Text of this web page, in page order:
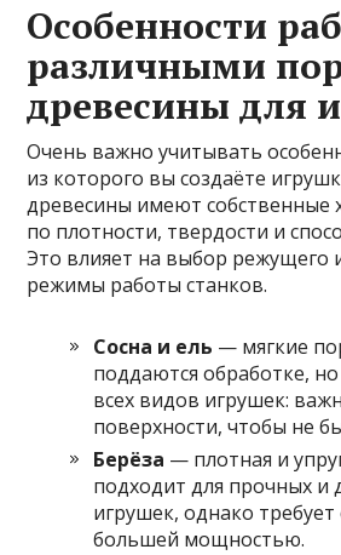
Особенности
различными
древесины для
Очень важно учитывать
из которого вы создаёте
древесины имеют собственные
по плотности, твердости и
Это влияет на выбор режущего
режимы работы станков.
Сосна и ель — мягкие
поддаются обработке,
всех видов игрушек:
поверхности, чтобы не
Берёза — плотная и
подходит для прочных и
игрушек, однако
большей мощностью.